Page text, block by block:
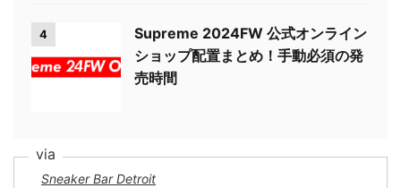
4
Supreme 2024FW 公式オンライン
ショップ配置まとめ！手動必須の発
売時間
Sneaker Bar Detroit